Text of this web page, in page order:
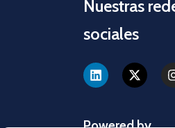
Nuestras
sociales